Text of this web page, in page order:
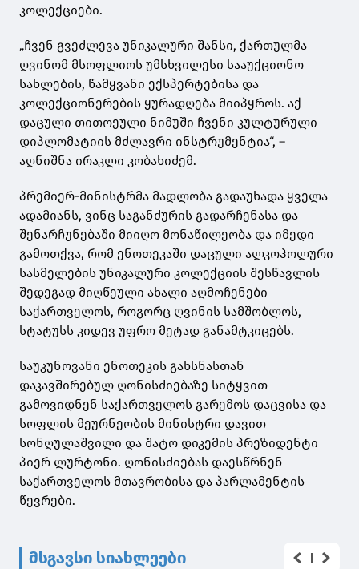
კოლექციები.
„ჩვენ გვეძლევა უნიკალური შანსი, ქართულმა
ღვინომ მსოფლიოს უმსხვილესი სააუქციონო
სახლების, წამყვანი ექსპერტებისა და
კოლექციონერების ყურადღება მიიპყროს. აქ
დაცული თითოეული ნიმუში ჩვენი კულტურული
დიპლომატიის მძლავრი ინსტრუმენტია“, –
აღნიშნა ირაკლი კობახიძემ.
პრემიერ-მინისტრმა მადლობა გადაუხადა ყველა
ადამიანს, ვინც საგანძურის გადარჩენასა და
შენარჩუნებაში მიიღო მონაწილეობა და იმედი
გამოთქვა, რომ ენოთეკაში დაცული ალკოჰოლური
სასმელების უნიკალური კოლექციის შესწავლის
შედეგად მიღწეული ახალი აღმოჩენები
საქართველოს, როგორც ღვინის სამშობლოს,
სტატუსს კიდევ უფრო მეტად განამტკიცებს.
საუკუნოვანი ენოთეკის გახსნასთან
დაკავშირებულ ღონისძიებაზე სიტყვით
გამოვიდნენ საქართველოს გარემოს დაცვისა და
სოფლის მეურნეობის მინისტრი დავით
სონღულაშვილი და შატო დიკემის პრეზიდენტი
პიერ ლურტონი. ღონისძიებას დაესწრნენ
საქართველოს მთავრობისა და პარლამენტის
წევრები.
მსგავსი სიახლეები